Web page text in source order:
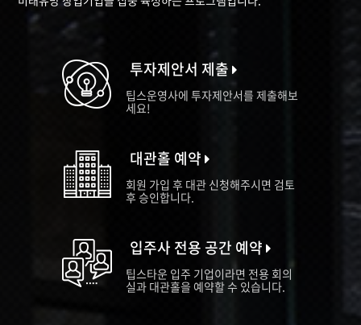
투자제안서 제출
팁스운영사에 투자제안서를 제출해보
세요!
대관홀 예약
회원 가입 후 대관 신청해주시면 검토
후 승인합니다.
입주사 전용 공간 예약
팁스타운 입주 기업이라면 전용 회의
실과 대관홀을 예약할 수 있습니다.